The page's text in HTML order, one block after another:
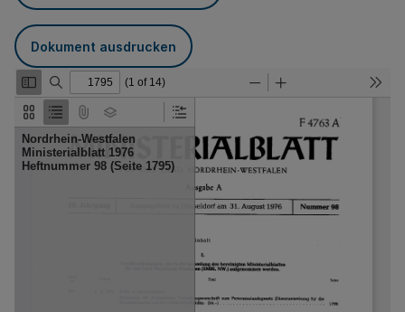
Dokument ausdrucken